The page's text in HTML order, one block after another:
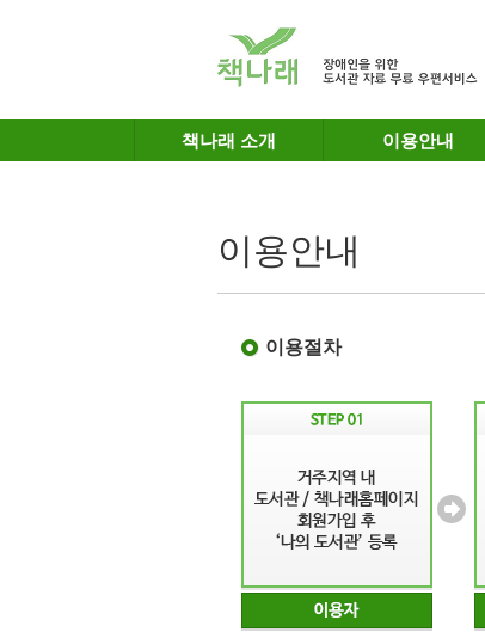
책나래 소개 이용안내
이용안내
이용절차